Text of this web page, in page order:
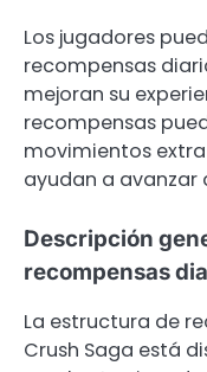
Los jugadores
recompensas
mejoran su
recompensas
movimientos
ayudan a avanzar
Descripción
recompensas
La estructura de
Crush Saga está